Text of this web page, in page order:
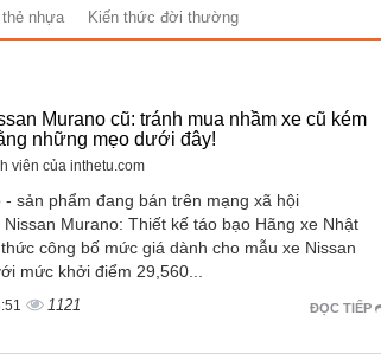
nhựa Kiến thức đời thường
Murano cũ: tránh mua nhầm xe cũ kém
những mẹo dưới đây!
viên của inthetu.com
- sản phẩm đang bán trên mạng xã hội
Nissan Murano: Thiết kế táo bạo Hãng xe Nhật
công bố mức giá dành cho mẫu xe Nissan
mức khởi điểm 29,560...
ĐỌC TIẾP
1121